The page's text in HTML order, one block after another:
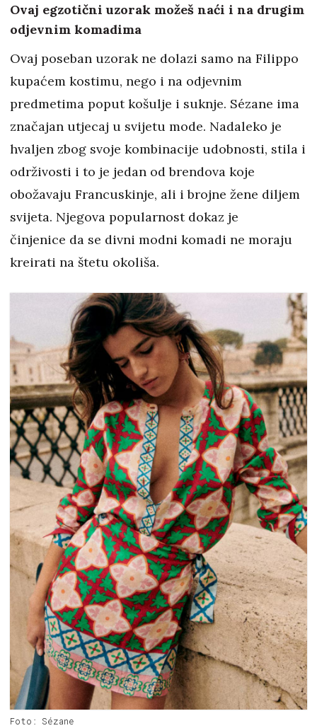
Ovaj egzotični uzorak možeš naći i na drugim
odjevnim komadima
Ovaj poseban uzorak ne dolazi samo na Filippo
kupaćem kostimu, nego i na odjevnim
predmetima poput košulje i suknje. Sézane ima
značajan utjecaj u svijetu mode. Nadaleko je
hvaljen zbog svoje kombinacije udobnosti, stila i
održivosti i to je jedan od brendova koje
obožavaju Francuskinje, ali i brojne žene diljem
svijeta. Njegova popularnost dokaz je
činjenice da se divni modni komadi ne moraju
kreirati na štetu okoliša.
Foto: Sézane